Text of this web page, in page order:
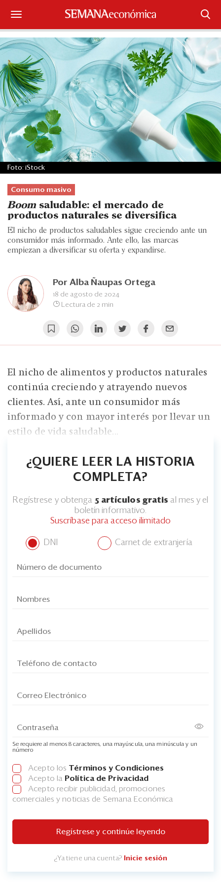
Suscríbase
Iniciar sesión
Portada
¿Qué está pasando?
Sectores y Empresas
Management
Economía y Finanzas
Eventos
Blogs
Edición Impresa
Consumo masivo
Boom saludable: el mercado de
productos naturales se diversifica
El nicho de productos saludables sigue creciendo ante un
consumidor más informado. Ante ello, las marcas
empiezan a diversificar su oferta y expandirse.
Por Alba Ñaupas Ortega
18 de agosto de 2024
Lectura de 2 min
Foto: iStock
El nicho de alimentos y productos naturales
continúa creciendo y atrayendo nuevos
clientes. Así, ante un consumidor más
informado y con mayor interés por llevar un
estilo de vida saludable...
¿QUIERE LEER LA HISTORIA
COMPLETA?
Regístrese y obtenga 5 artículos gratis al mes y el
boletín informativo.
Suscríbase para acceso ilimitado
DNI Carnet de extranjería
Se requiere al menos 8 caracteres, una mayúscula, una minúscula y un
número
Acepto los Términos y Condiciones
Acepto la Política de Privacidad
Acepto recibir publicidad, promociones
comerciales y noticias de Semana Económica
Regístrese y continúe leyendo
¿Ya tiene una cuenta? Inicie sesión